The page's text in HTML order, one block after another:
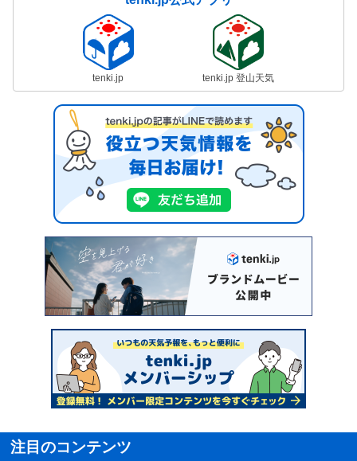
tenki.jp tenki.jp 登山天気
注目のコンテンツ